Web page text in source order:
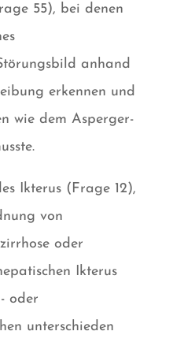
55), bei denen
anhand
erkennen und
wie dem Asperger-
Ikterus (Frage 12),
von
oder
Ikterus
oder
unterschieden